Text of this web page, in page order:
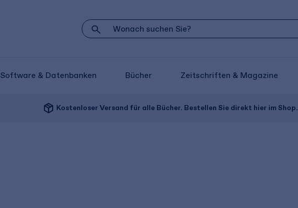
Software & Datenbanken Bücher Zeitschriften & Magazine
package_2 Kostenloser Versand für alle Bücher. Bestellen Sie direkt hier im Shop.